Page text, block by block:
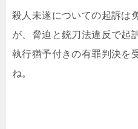
殺人未遂についての起訴は
が、脅迫と銃刀法違反で起
執行猶予付きの有罪判決を
ね。